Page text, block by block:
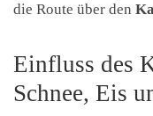
die Route über den
Einfluss des
Schnee, Eis